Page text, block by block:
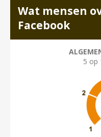
Wat mensen
Facebook
5 op